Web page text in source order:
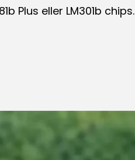
Plus eller LM301b chips.